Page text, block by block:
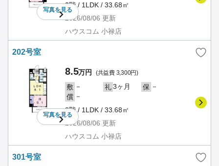
写真を見る
2階 / 1LDK / 33.68㎡
2026/08/06 更新
ハウスコム 小禄店
202号室
写真を見る
8.5万円 (共益費 3,300円)
敷 － 礼3ヶ月 保 －
償 －
2階 / 1LDK / 33.68㎡
2026/08/06 更新
ハウスコム 小禄店
301号室